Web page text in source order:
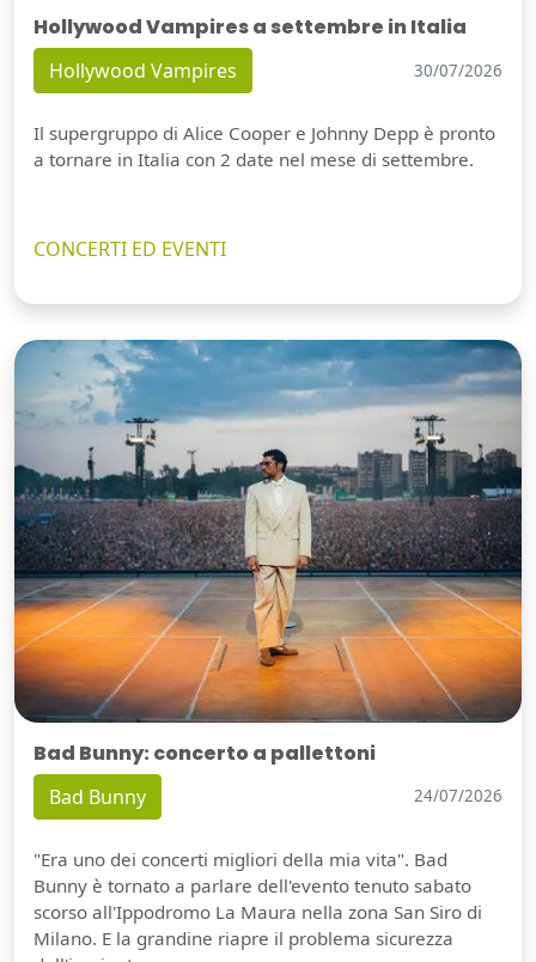
Hollywood Vampires a settembre in Italia
Hollywood Vampires 30/07/2026
Il supergruppo di Alice Cooper e Johnny Depp è pronto
a tornare in Italia con 2 date nel mese di settembre.
CONCERTI ED EVENTI
Bad Bunny: concerto a pallettoni
Bad Bunny 24/07/2026
"Era uno dei concerti migliori della mia vita". Bad
Bunny è tornato a parlare dell'evento tenuto sabato
scorso all'Ippodromo La Maura nella zona San Siro di
Milano. E la grandine riapre il problema sicurezza